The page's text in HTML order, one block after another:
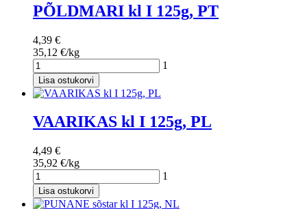
PÕLDMARI kl I 125g, PT
4,39 €
35,12 €/kg
1
Lisa ostukorvi
VAARIKAS kl I 125g, PL
4,49 €
35,92 €/kg
1
Lisa ostukorvi